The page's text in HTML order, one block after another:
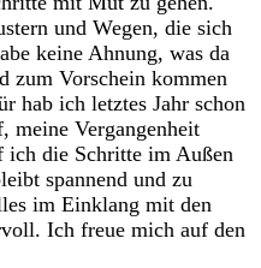
und Wegen, die sich
keine Ahnung, was da
zum Vorschein kommen
hab ich letztes Jahr schon
meine Vergangenheit
ich die Schritte im Außen
spannend und zu
im Einklang mit den
Ich freue mich auf den